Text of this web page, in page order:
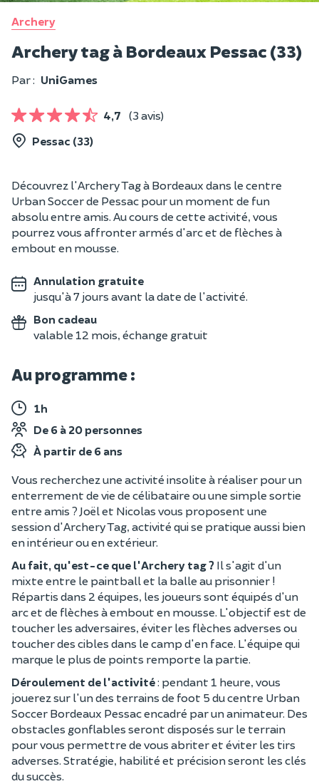
Archery
Archery tag à Bordeaux Pessac (33)
Par : UniGames
4,7
(3 avis)
Pessac (33)
Découvrez l'Archery Tag à Bordeaux dans le centre
Urban Soccer de Pessac pour un moment de fun
absolu entre amis. Au cours de cette activité, vous
pourrez vous affronter armés d'arc et de flèches à
embout en mousse.
Annulation gratuite
jusqu'à 7 jours avant la date de l'activité.
Bon cadeau
valable 12 mois, échange gratuit
Au programme :
1h
De 6 à 20 personnes
À partir de 6 ans
Vous recherchez une activité insolite à réaliser pour un
enterrement de vie de célibataire ou une simple sortie
entre amis ? Joël et Nicolas vous proposent une
session d'Archery Tag, activité qui se pratique aussi bien
en intérieur ou en extérieur.
Au fait, qu'est-ce que l'Archery tag ? Il s'agit d'un
mixte entre le paintball et la balle au prisonnier !
Répartis dans 2 équipes, les joueurs sont équipés d'un
arc et de flèches à embout en mousse. L'objectif est de
toucher les adversaires, éviter les flèches adverses ou
toucher des cibles dans le camp d'en face. L'équipe qui
marque le plus de points remporte la partie.
Déroulement de l'activité: pendant 1 heure, vous
jouerez sur l'un des terrains de foot 5 du centre Urban
Soccer Bordeaux Pessac encadré par un animateur. Des
obstacles gonflables seront disposés sur le terrain
pour vous permettre de vous abriter et éviter les tirs
adverses. Stratégie, habilité et précision seront les clés
du succès.